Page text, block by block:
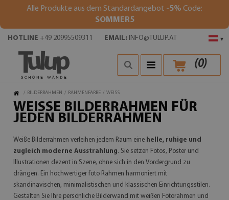
Alle Produkte aus dem Standardangebot -5% Code:
SOMMER5
▾
HOTLINE +49 20995509311 EMAIL: INFO@TULUP.AT
(0)
/ BILDERRAHMEN / RAHMENFARBE / WEISS
WEISSE BILDERRAHMEN FÜR J
EDEN BILDERRAHMEN
Weiße Bilderrahmen verleihen jedem Raum eine helle, ruhige und
zugleich moderne Ausstrahlung. Sie setzen Fotos, Poster und
Illustrationen dezent in Szene, ohne sich in den Vordergrund zu
drängen. Ein hochwertiger foto Rahmen harmoniert mit
skandinavischen, minimalistischen und klassischen Einrichtungsstilen.
Gestalten Sie Ihre persönliche Bilderwand mit weißen Fotorahmen und